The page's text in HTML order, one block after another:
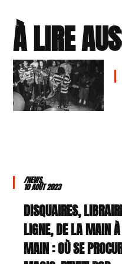
À LIRE
/NEWS
10 AOÛT 2023
DISQUAIRES,
LIGNE, DE LA MAIN
MAIN : OÙ SE